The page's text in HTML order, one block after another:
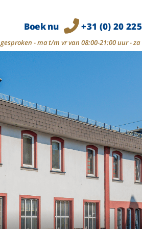
Boek nu +31 (0) 20
- ma t/m vr van 08:00-21:00 uur -